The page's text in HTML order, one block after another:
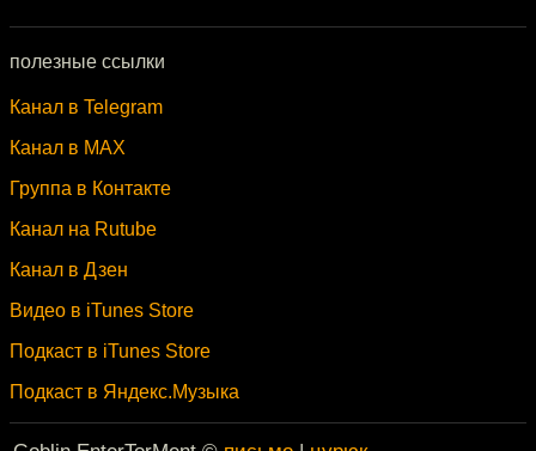
полезные ссылки
Канал в Telegram
Канал в MAX
Группа в Контакте
Канал на Rutube
Канал в Дзен
Видео в iTunes Store
Подкаст в iTunes Store
Подкаст в Яндекс.Музыка